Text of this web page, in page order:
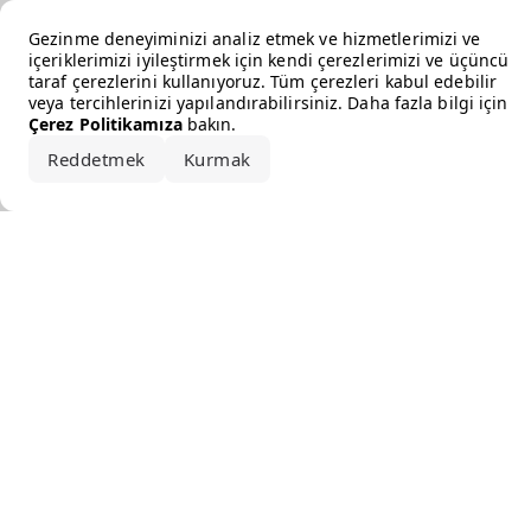
Gezinme deneyiminizi analiz etmek ve hizmetlerimizi ve
içeriklerimizi iyileştirmek için kendi çerezlerimizi ve üçüncü
taraf çerezlerini kullanıyoruz. Tüm çerezleri kabul edebilir
veya tercihlerinizi yapılandırabilirsiniz. Daha fazla bilgi için
Çerez Politikamızabakın.
Reddetmek Kurmak
Error loading the brand